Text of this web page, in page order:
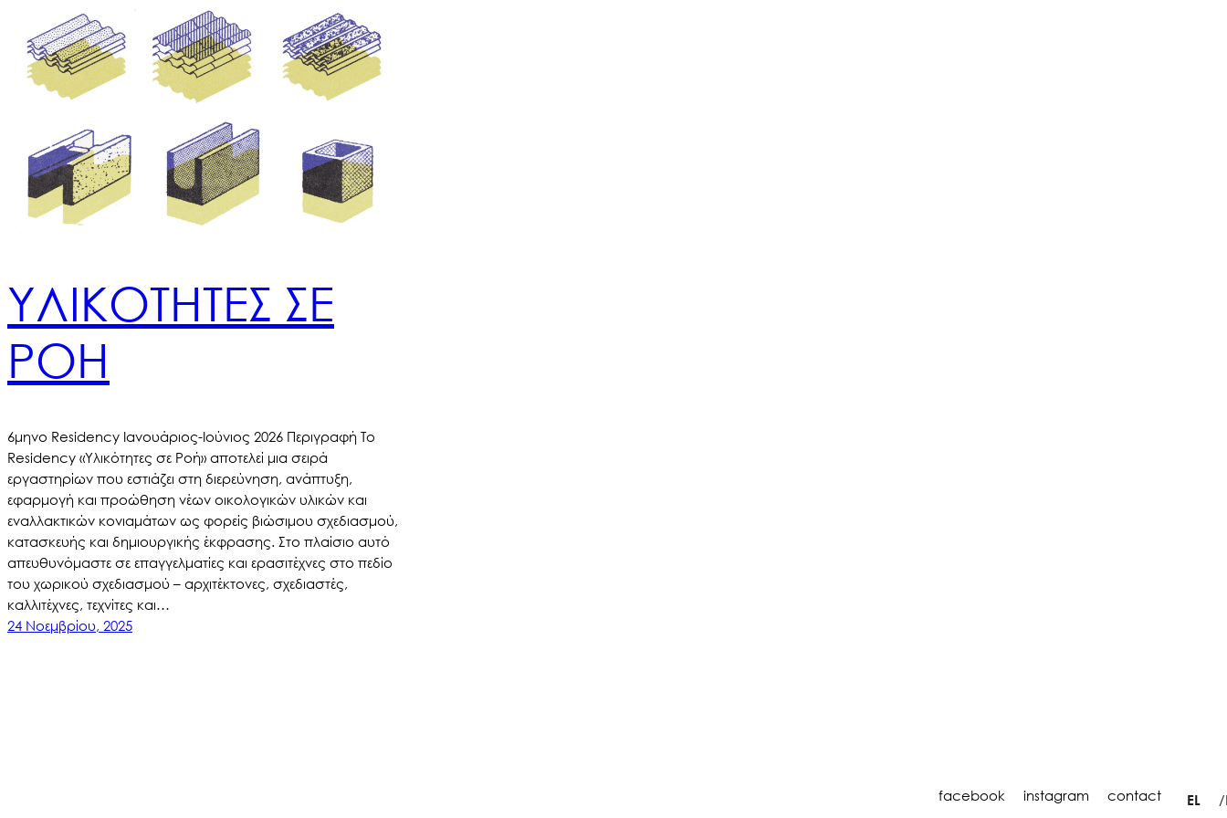
facebook instagram contact EL
ΥΛΙΚΟΤΗΤΕΣ ΣΕ
ΡΟΗ
6μηνο Residency Ιανουάριος-Ιούνιος 2026 Περιγραφή Το
Residency «Υλικότητες σε Ροή» αποτελεί μια σειρά
εργαστηρίων που εστιάζει στη διερεύνηση, ανάπτυξη,
εφαρμογή και προώθηση νέων οικολογικών υλικών και
εναλλακτικών κονιαμάτων ως φορείς βιώσιμου σχεδιασμού,
κατασκευής και δημιουργικής έκφρασης. Στο πλαίσιο αυτό
απευθυνόμαστε σε επαγγελματίες και ερασιτέχνες στο πεδίο
του χωρικού σχεδιασμού – αρχιτέκτονες, σχεδιαστές,
καλλιτέχνες, τεχνίτες και…
24 Νοεμβρίου, 2025